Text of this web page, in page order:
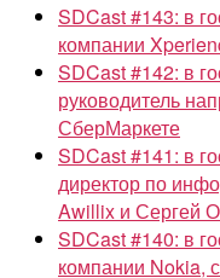
SDCast #143: в
компании
SDCast #142: в
руководитель
СберМаркете
SDCast #141: в
директор по
Awillix и Сергей
SDCast #140: в
компании Nokia,